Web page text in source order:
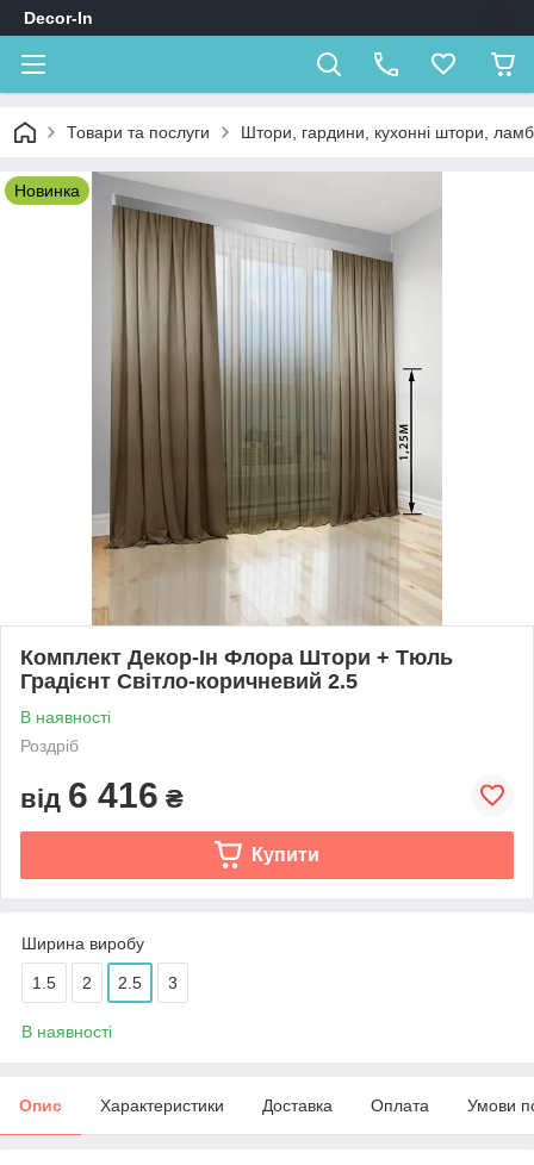
Decor-In
Товари та послуги Штори, гардини, кухонні штори,
Новинка
Комплект Декор-Ін Флора Штори + Тюль
Градієнт Світло-коричневий 2.5
В наявності
Роздріб
від 6 416 ₴
Купити
Ширина виробу
1.5 2 2.5 3
В наявності
Опис Характеристики Доставка Оплата Умови